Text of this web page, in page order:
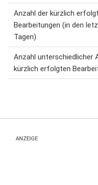
Anzahl der kürzlich
Bearbeitungen (in den
Tagen)
Anzahl unterschiedlicher
kürzlich erfolgten
ANZEIGE